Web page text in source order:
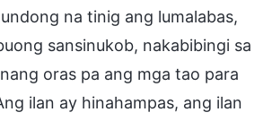
na tinig ang lumalabas,
sansinukob, nakabibingi sa
oras pa ang mga tao para
ilan ay hinahampas, ang ilan